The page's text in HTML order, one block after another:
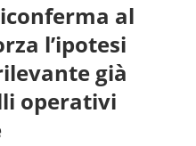
al
l’ipotesi
già
operativi